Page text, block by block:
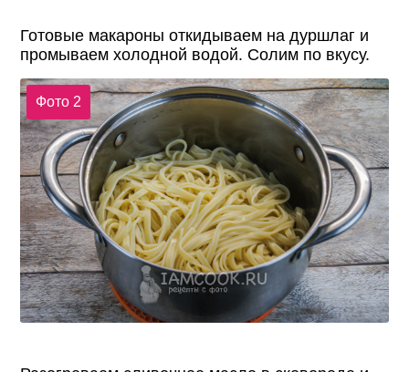
Готовые макароны откидываем на дуршлаг и
промываем холодной водой. Солим по вкусу.
Фото 2